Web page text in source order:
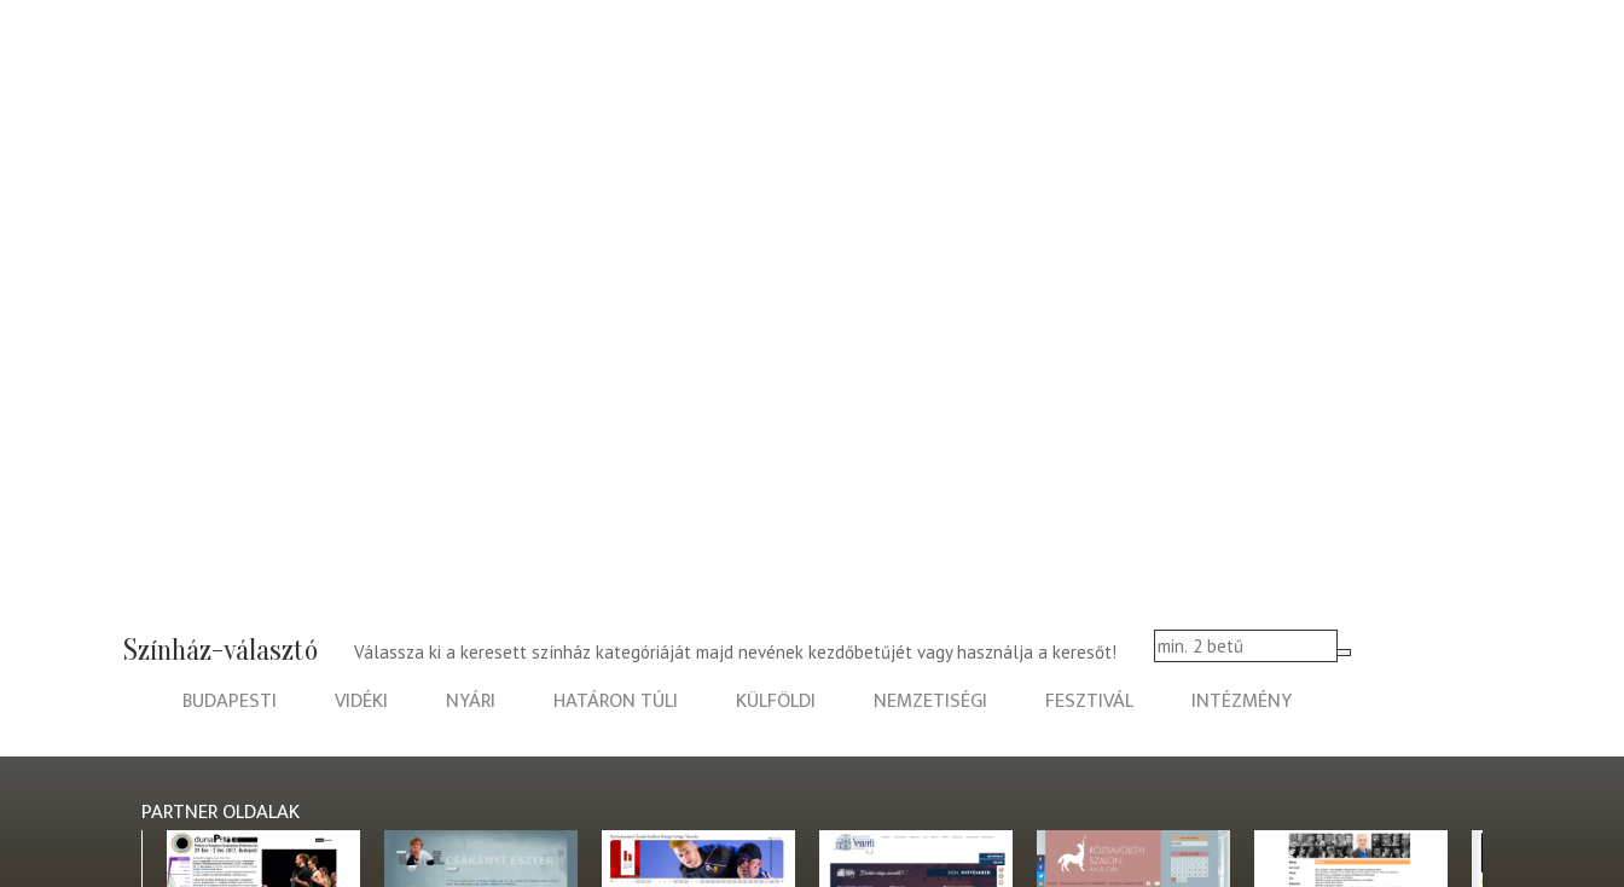
Színház-választó Válassza ki a keresett színház kategóriáját majd nevének kezdőbetűjét vagy használja a keresőt!
BUDAPESTI VIDÉKI NYÁRI HATÁRON TÚLI KÜLFÖLDI NEMZETISÉGI FESZTIVÁL INTÉZMÉNY
PARTNER OLDALAK